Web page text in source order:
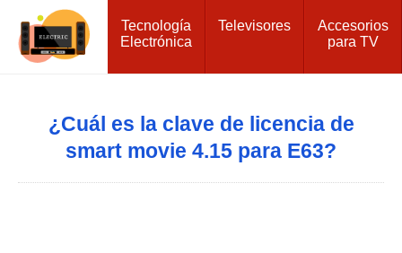
Tecnología
Electrónica
Televisores
Accesorios
para TV
¿Cuál es la clave de licencia de
smart movie 4.15 para E63?